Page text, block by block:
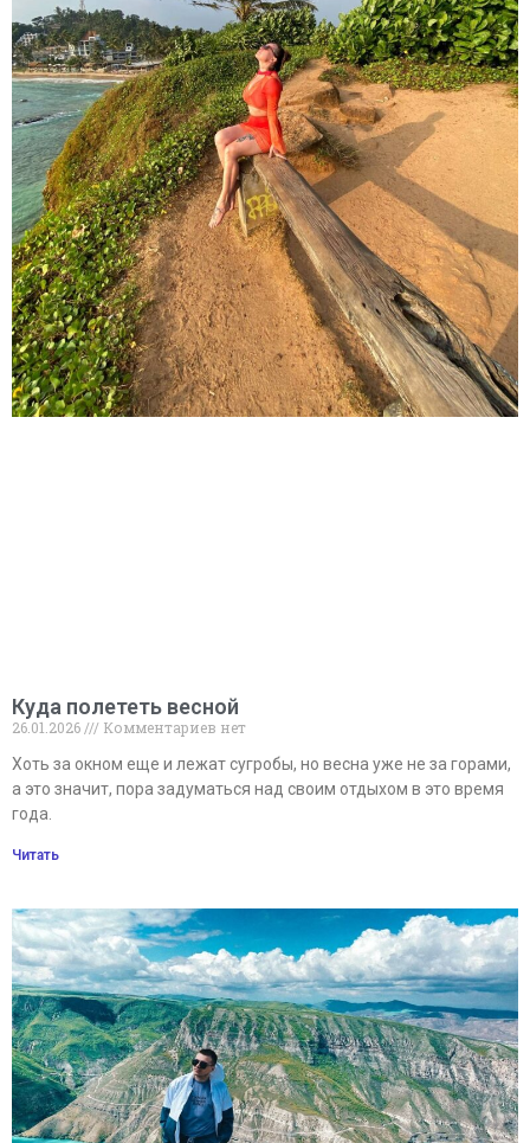
Куда полететь весной
26.01.2026
Комментариев нет
Хоть за окном еще и лежат сугробы, но весна уже не за горами,
а это значит, пора задуматься над своим отдыхом в это время
года.
Читать